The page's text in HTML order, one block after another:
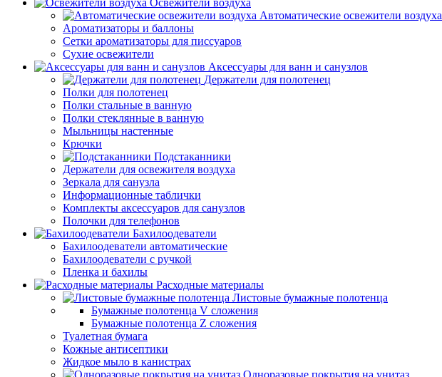
Освежители воздуха
Автоматические освежители воздуха
Ароматизаторы и баллоны
Сетки ароматизаторы для писсуаров
Сухие освежители
Аксессуары для ванн и санузлов
Держатели для полотенец
Полки для полотенец
Полки стальные в ванную
Полки стеклянные в ванную
Мыльницы настенные
Крючки
Подстаканники
Держатели для освежителя воздуха
Зеркала для санузла
Информационные таблички
Комплекты аксессуаров для санузлов
Полочки для телефонов
Бахилоодеватели
Бахилоодеватели автоматические
Бахилоодеватели с ручкой
Пленка и бахилы
Расходные материалы
Листовые бумажные полотенца
Бумажные полотенца V сложения
Бумажные полотенца Z сложения
Туалетная бумага
Кожные антисептики
Жидкое мыло в канистрах
Одноразовые покрытия на унитаз